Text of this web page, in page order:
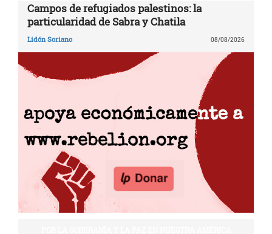
Campos de refugiados palestinos: la
particularidad de Sabra y Chatila
Lidón Soriano 08/08/2026